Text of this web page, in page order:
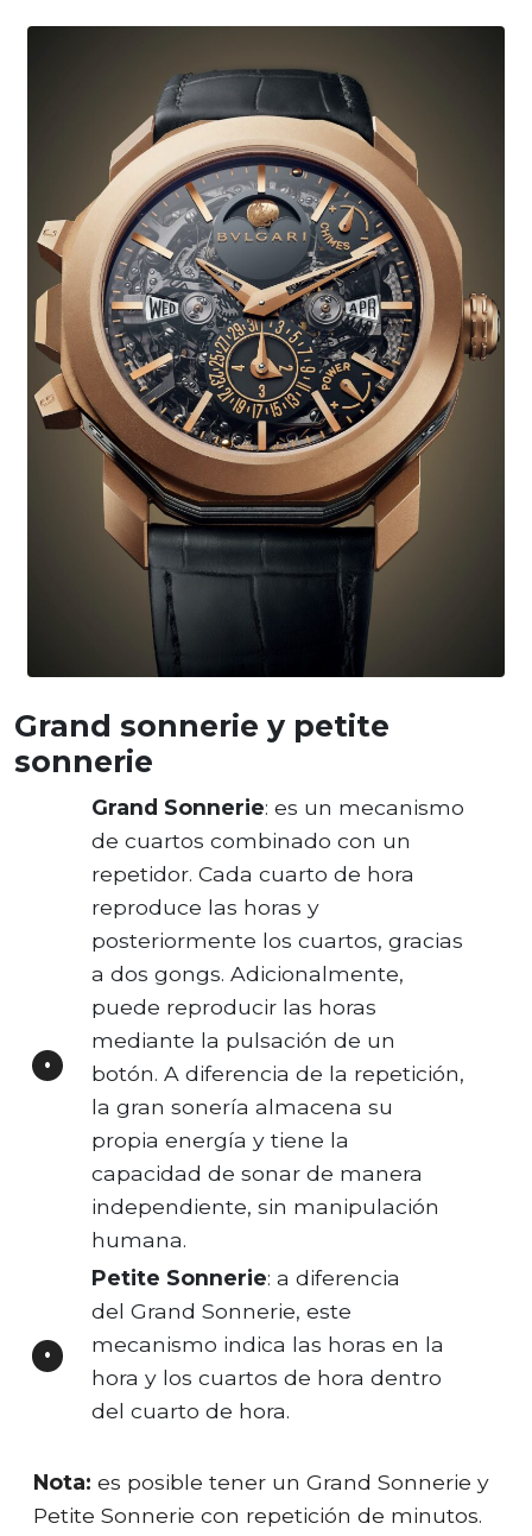
Grand sonnerie y petite
sonnerie
Grand Sonnerie: es un mecanismo
de cuartos combinado con un
repetidor. Cada cuarto de hora
reproduce las horas y
posteriormente los cuartos, gracias
a dos gongs. Adicionalmente,
puede reproducir las horas
mediante la pulsación de un
botón. A diferencia de la repetición,
la gran sonería almacena su
propia energía y tiene la
capacidad de sonar de manera
independiente, sin manipulación
humana.
Petite Sonnerie: a diferencia
del Grand Sonnerie, este
mecanismo indica las horas en la
hora y los cuartos de hora dentro
del cuarto de hora.
Nota: es posible tener un Grand Sonnerie y
Petite Sonnerie con repetición de minutos.